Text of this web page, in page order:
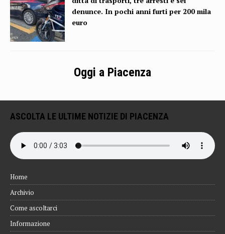
denunce. In pochi anni furti per 200 mila
euro
Oggi a Piacenza
ASCOLTA LE ULTIME NOTIZIE DI PIACENZA
Home
Archivio
Come ascoltarci
Informazione